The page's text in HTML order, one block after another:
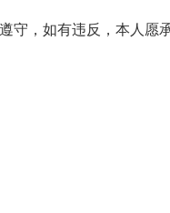
守，如有违反，本人愿